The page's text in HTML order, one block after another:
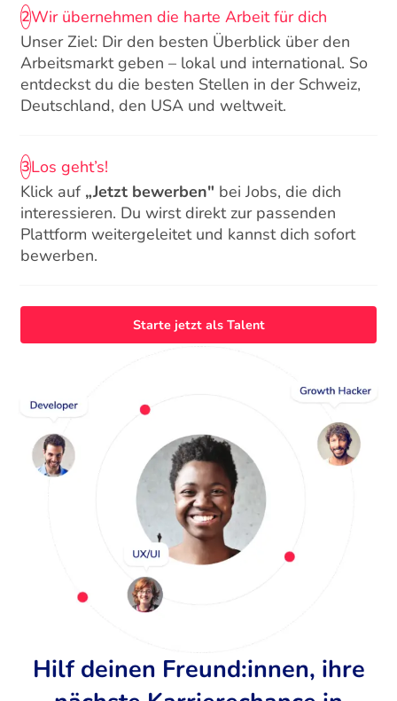
2Wir übernehmen die harte Arbeit für dich
Unser Ziel: Dir den besten Überblick über den
Arbeitsmarkt geben – lokal und international. So
entdeckst du die besten Stellen in der Schweiz,
Deutschland, den USA und weltweit.
3Los geht’s!
Klick auf „Jetzt bewerben" bei Jobs, die dich
interessieren. Du wirst direkt zur passenden
Plattform weitergeleitet und kannst dich sofort
bewerben.
Starte jetzt als Talent
Hilf deinen Freund:innen, ihre